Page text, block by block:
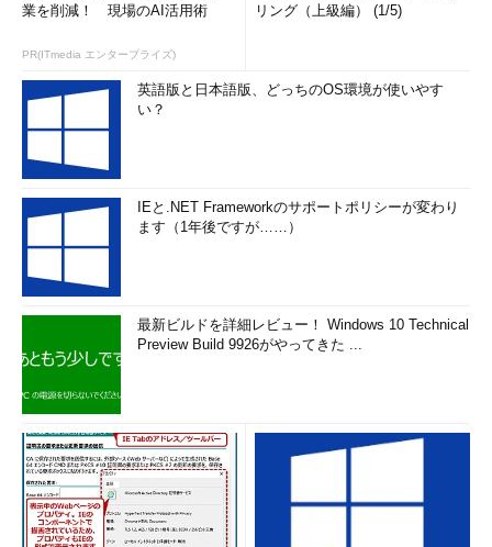
業を削減！ 現場のAI活用術
PR(ITmedia エンタープライズ)
リング（上級編） (1/5)
英語版と日本語版、どっちのOS環境が使いやす
い？
IEと.NET Frameworkのサポートポリシーが変わり
ます（1年後ですが……）
最新ビルドを詳細レビュー！ Windows 10 Technical
Preview Build 9926がやってきた ...